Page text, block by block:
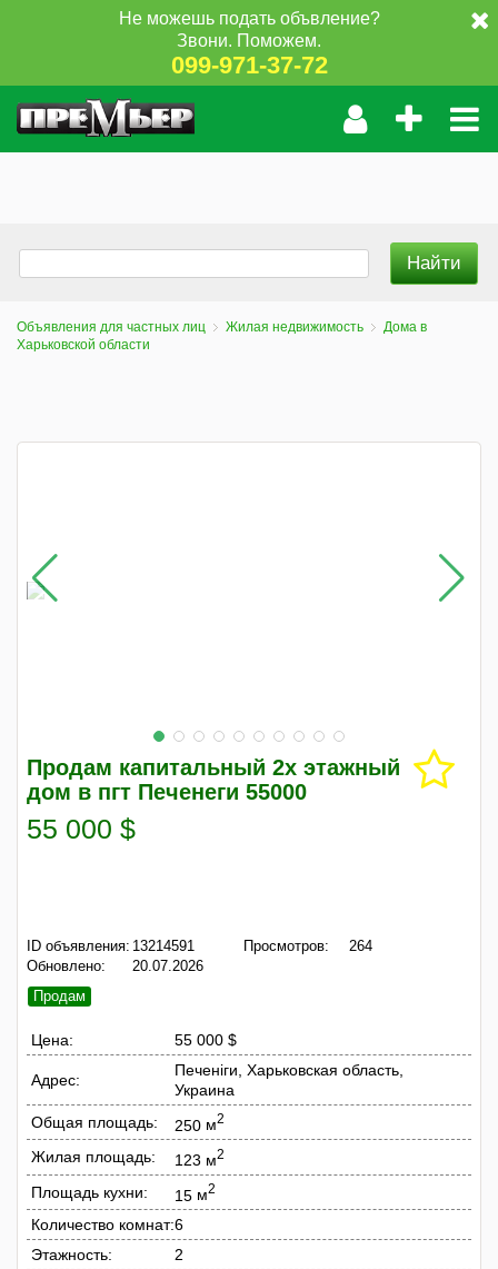
Не можешь подать объвление?
Звони. Поможем.
099-971-37-72
Объявления для частных лиц Жилая недвижимость
Дома в
Харьковской области
Продам капитальный 2х этажный
дом в пгт Печенеги 55000
55 000 $
ID объявления: 13214591
Обновлено:
20.07.2026
Просмотров: 264
Продам
Цена: 55 000 $
Адрес:
Печеніги, Харьковская область,
Украина
Общая площадь:
250 м2
Жилая площадь: 123 м2
Площадь кухни: 15 м2
Количество комнат:6
Этажность:
2